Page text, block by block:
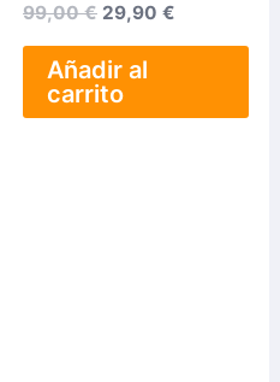
99,00€ 29,90 €
Añadir al
carrito